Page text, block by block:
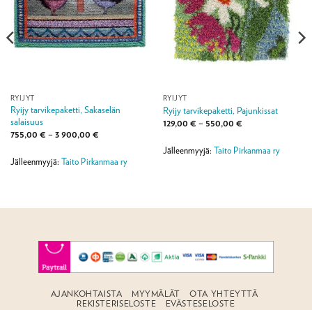
RYIJYT
Ryijy tarvikepaketti, Sakaselän
salaisuus
755,00 € – 3 900,00 €Hintaluokka:
3
900,00 €
Jälleenmyyjä: Taito Pirkanmaa ry
RYIJYT
Ryijy tarvikepaketti, Pajunkissat
129,00 € – 550,00 €Hintaluokka:
550,00 €
Jälleenmyyjä: Taito Pirkanmaa ry
AJANKOHTAISTA MYYMÄLÄT
OTA YHTEYTTÄ
REKISTERISELOSTE
EVÄSTESELOSTE